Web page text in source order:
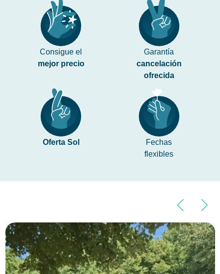
Consigue el
mejor precio
Garantía
cancelación
ofrecida
Oferta Sol
Fechas
flexibles